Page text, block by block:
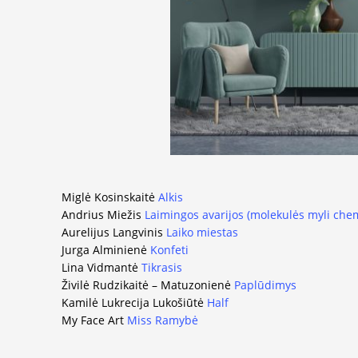
Miglė Kosinskaitė Alkis
Andrius Miežis Laimingos avarijos (molekulės myli
Aurelijus Langvinis Laiko miestas
Jurga Alminienė Konfeti
Lina Vidmantė Tikrasis
Živilė Rudzikaitė – Matuzonienė Paplūdimys
Kamilė Lukrecija Lukošiūtė Half
My Face Art Miss Ramybė